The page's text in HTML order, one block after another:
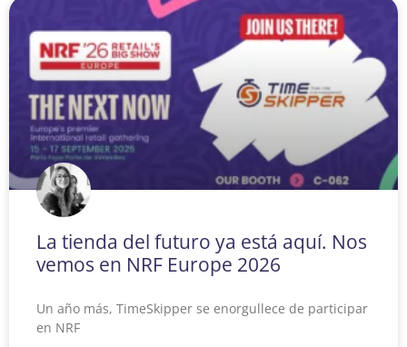
La tienda del futuro ya está aquí. Nos
vemos en NRF Europe 2026
Un año más, TimeSkipper se enorgullece de participar
en NRF